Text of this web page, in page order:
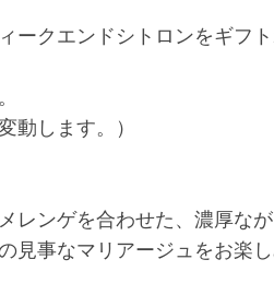
ークエンドシトロンをギフ
動します。）
レンゲを合わせた、濃厚な
見事なマリアージュをお楽